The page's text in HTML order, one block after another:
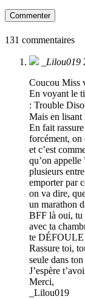
Commenter
131 commentaires
_Lilou019
Coucou Miss
En voyant le
: Trouble
Mais en lisant
En fait
forcément, on
et c’est
qu’on appelle
plusieurs
emporter par
on va dire,
un marathon
BFF là oui, tu
avec ta
te
Rassure toi,
seule dans
J’espère
Merci,
_Lilou019